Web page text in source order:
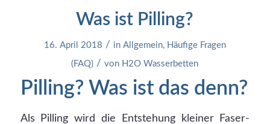
Was ist Pilling?
16. April 2018 / in Allgemein, Häufige Fragen
(FAQ) / von H2O Wasserbetten
Pilling? Was ist das denn?
Als Pilling wird die Entstehung kleiner Faser-